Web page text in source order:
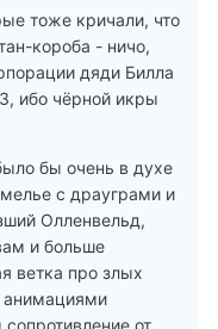
тоже кричали, что
короба - ничо,
дяди Билла
ибо чёрной икры
бы очень в духе
с драуграми и
Олленвельд,
и больше
ветка про злых
анимациями